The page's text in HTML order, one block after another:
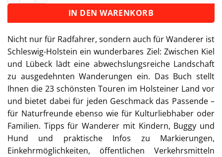
IN DEN WARENKORB
Nicht nur für Radfahrer, sondern auch für Wanderer ist
Schleswig-Holstein ein wunderbares Ziel: Zwischen Kiel
und Lübeck lädt eine abwechslungsreiche Landschaft
zu ausgedehnten Wanderungen ein. Das Buch stellt
Ihnen die 23 schönsten Touren im Holsteiner Land vor
und bietet dabei für jeden Geschmack das Passende –
für Naturfreunde ebenso wie für Kulturliebhaber oder
Familien. Tipps für Wanderer mit Kindern, Buggy und
Hund und praktische Infos zu Markierungen,
Einkehrmöglichkeiten, öffentlichen Verkehrsmitteln